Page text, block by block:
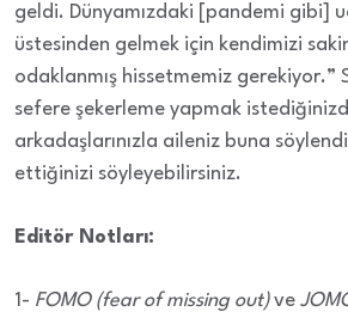
geldi. Dünyamızdaki [pandemi gibi]
üstesinden gelmek için kendimizi
odaklanmış hissetmemiz gerekiyor.”
sefere şekerleme yapmak
arkadaşlarınızla aileniz buna
ettiğinizi söyleyebilirsiniz.
Editör Notları:
1- FOMO (fear of missing out)ve